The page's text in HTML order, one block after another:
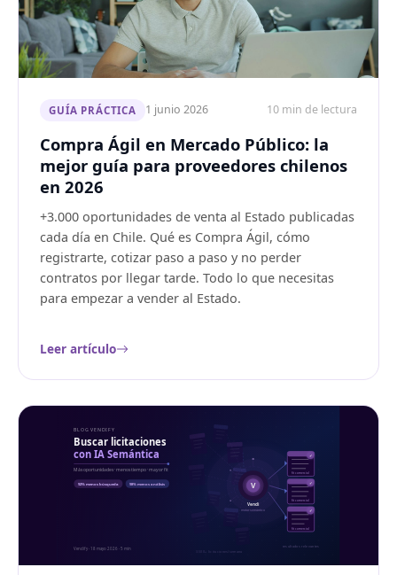
GUÍA PRÁCTICA 1 junio 2026 10 min de lectura
Compra Ágil en Mercado Público: la
mejor guía para proveedores chilenos
en 2026
+3.000 oportunidades de venta al Estado publicadas
cada día en Chile. Qué es Compra Ágil, cómo
registrarte, cotizar paso a paso y no perder
contratos por llegar tarde. Todo lo que necesitas
para empezar a vender al Estado.
Leer artículo